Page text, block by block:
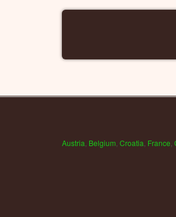
Austria Belgium Croatia France